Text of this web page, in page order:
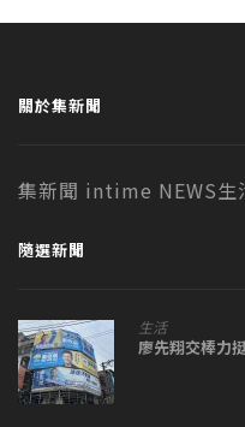
關於集新聞
集新聞 intime NEWS生
隨選新聞
生活
廖先翔交棒力